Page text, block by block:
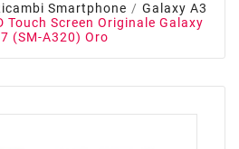
Smartphone
Galaxy A3
Touch Screen Originale Galaxy
(SM-A320) Oro